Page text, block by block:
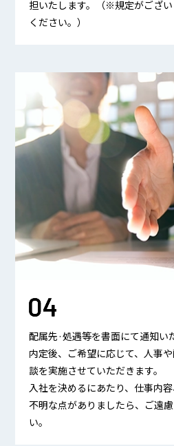
担いたします。（※規定がござ
ください。）
配属先·処遇等を書面にて通知い
内定後、ご希望に応じて、人事
談を実施させていただきます。
入社を決めるにあたり、仕事内
不明な点がありましたら、ご遠
い。